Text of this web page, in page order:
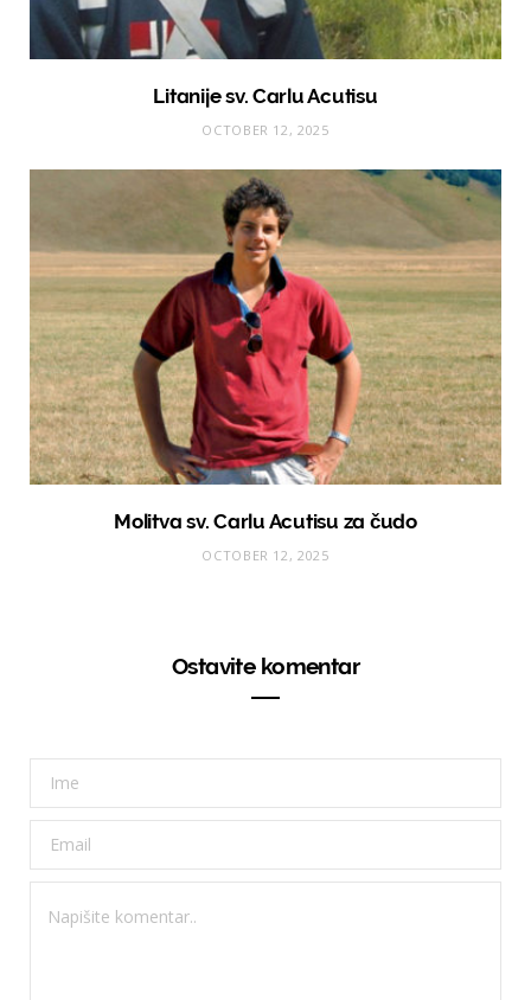
Litanije sv. Carlu Acutisu
OCTOBER 12, 2025
Molitva sv. Carlu Acutisu za čudo
OCTOBER 12, 2025
Ostavite komentar